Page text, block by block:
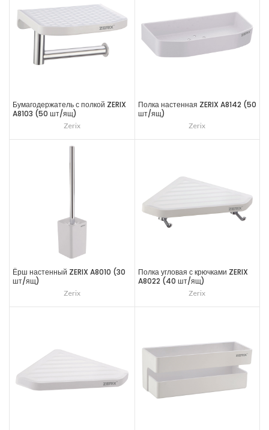
Бумагодержатель с полкой ZERIX
A8103 (50 шт/ящ)
Zerix
Полка настенная ZERIX A8142 (50
шт/ящ)
Zerix
Ёрш настенный ZERIX A8010 (30
шт/ящ)
Zerix
Полка угловая с крючками ZERIX
A8022 (40 шт/ящ)
Zerix